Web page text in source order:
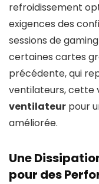
refroidissement
exigences des
sessions de
certaines cartes
précédente, qui
ventilateurs, cette
ventilateur pour
améliorée.
Une
pour des